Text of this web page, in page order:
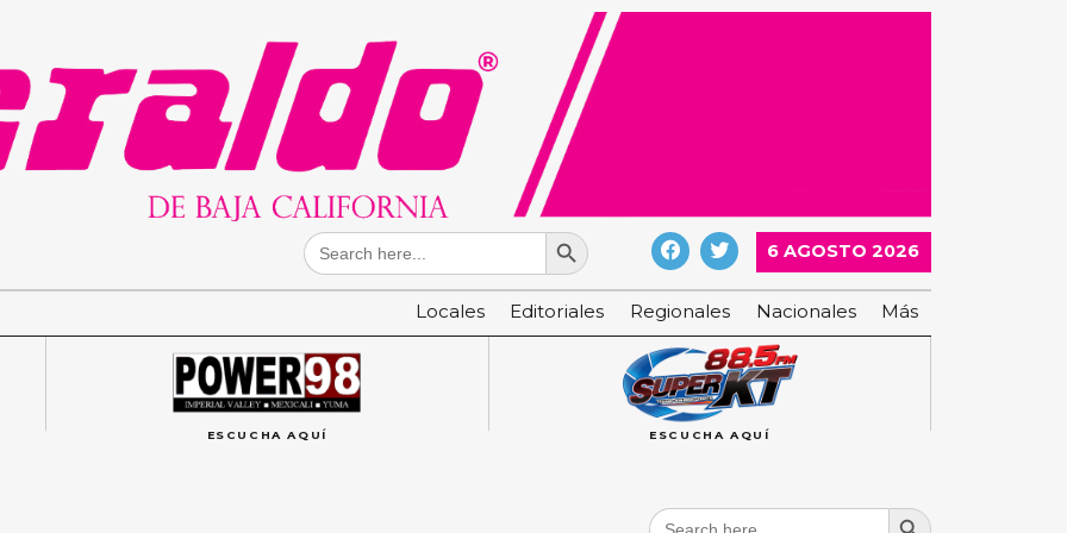
Search
for:
Search Button
6 AGOSTO 2026
Locales Editoriales Regionales Nacionales Más
ESCUCHA AQUÍ ESCUCHA AQUÍ
Search
Search Button